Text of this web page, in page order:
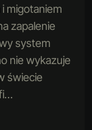
migotaniem
zapalenie
system
nie wykazuje
świecie